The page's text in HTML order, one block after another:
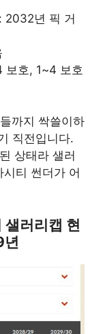
2032년 픽 거
호, 1~4 보호
까지 싹쓸이하
직전입니다.
상태라 샐러
티 썬더가 어
러리캡 현